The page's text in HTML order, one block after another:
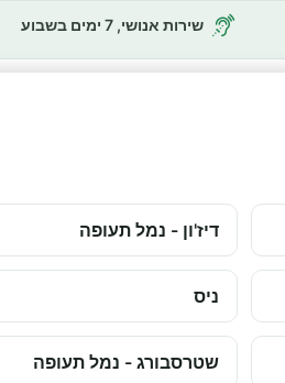
שירות אנושי, 7 ימים בשבוע
דיז'ון - נמל תעופה
ניס
שטרסבורג - נמל תעופה